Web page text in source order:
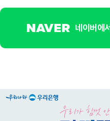
네이버에